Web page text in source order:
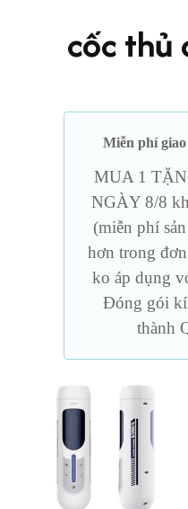
cốc thủ
Miễn phí
MUA 1
NGÀY 8/8
(miễn phí
hơn trong
ko áp dụng
Đóng gói
thành